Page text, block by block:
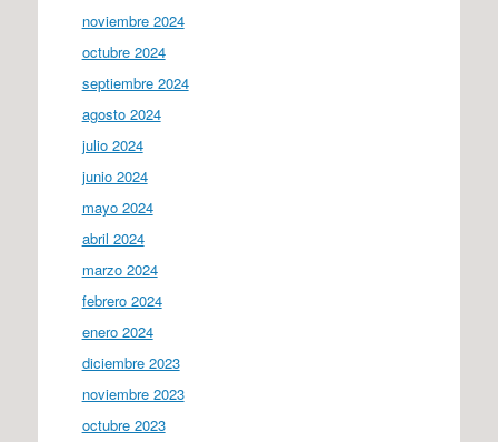
noviembre 2024
octubre 2024
septiembre 2024
agosto 2024
julio 2024
junio 2024
mayo 2024
abril 2024
marzo 2024
febrero 2024
enero 2024
diciembre 2023
noviembre 2023
octubre 2023